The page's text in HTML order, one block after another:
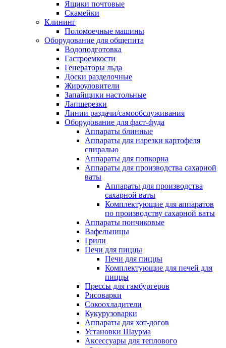
Ящики почтовые
Скамейки
Клининг
Поломоечные машины
Оборудование для общепита
Водоподготовка
Гастроемкости
Генераторы льда
Доски разделочные
Жироуловители
Запайщики настольные
Лапшерезки
Линии раздачи/самообслуживания
Оборудование для фаст-фуда
Аппараты блинные
Аппараты для нарезки картофеля
спиралью
Аппараты для попкорна
Аппараты для производства сахарной
ваты
Аппараты для производства
сахарной ваты
Комплектующие для аппаратов
по производству сахарной ваты
Аппараты пончиковые
Вафельницы
Грили
Печи для пиццы
Печи для пиццы
Комплектующие для печей для
пиццы
Прессы для гамбургеров
Рисоварки
Сокоохладители
Кукурузоварки
Аппараты для хот-догов
Установки Шаурма
Аксессуары для теплового